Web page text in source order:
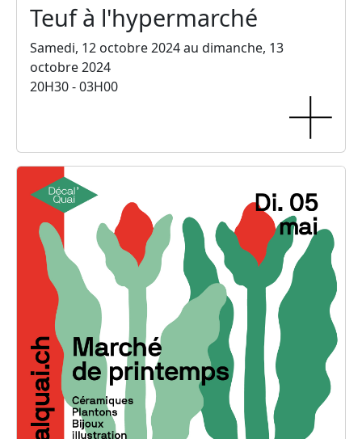
Teuf à l'hypermarché
Samedi, 12 octobre 2024 au dimanche, 13
octobre 2024
20H30 - 03H00